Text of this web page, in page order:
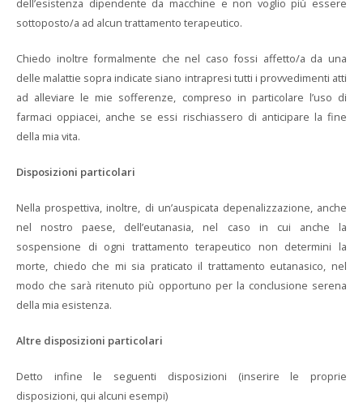
dell’esistenza dipendente da macchine e non voglio più essere
sottoposto/a ad alcun trattamento terapeutico.
Chiedo inoltre formalmente che nel caso fossi affetto/a da una
delle malattie sopra indicate siano intrapresi tutti i provvedimenti atti
ad alleviare le mie sofferenze, compreso in particolare l’uso di
farmaci oppiacei, anche se essi rischiassero di anticipare la fine
della mia vita.
Disposizioni particolari
Nella prospettiva, inoltre, di un’auspicata depenalizzazione, anche
nel nostro paese, dell’eutanasia, nel caso in cui anche la
sospensione di ogni trattamento terapeutico non determini la
morte, chiedo che mi sia praticato il trattamento eutanasico, nel
modo che sarà ritenuto più opportuno per la conclusione serena
della mia esistenza.
Altre disposizioni particolari
Detto infine le seguenti disposizioni (inserire le proprie
disposizioni, qui alcuni esempi)